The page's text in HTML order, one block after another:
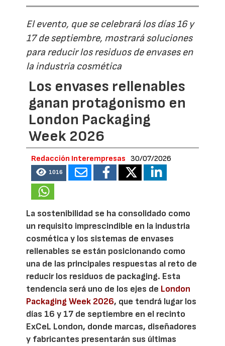
El evento, que se celebrará los días 16 y
17 de septiembre, mostrará soluciones
para reducir los residuos de envases en
la industria cosmética
Los envases rellenables
ganan protagonismo en
London Packaging
Week 2026
Redacción Interempresas 30/07/2026
1016
La sostenibilidad se ha consolidado como
un requisito imprescindible en la industria
cosmética y los sistemas de envases
rellenables se están posicionando como
una de las principales respuestas al reto de
reducir los residuos de packaging. Esta
tendencia será uno de los ejes de London
Packaging Week 2026, que tendrá lugar los
días 16 y 17 de septiembre en el recinto
ExCeL London, donde marcas, diseñadores
y fabricantes presentarán sus últimas